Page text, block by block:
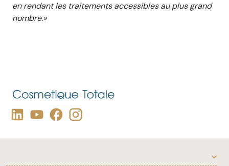
en rendant les traitements accessibles au plus grand
nombre.»